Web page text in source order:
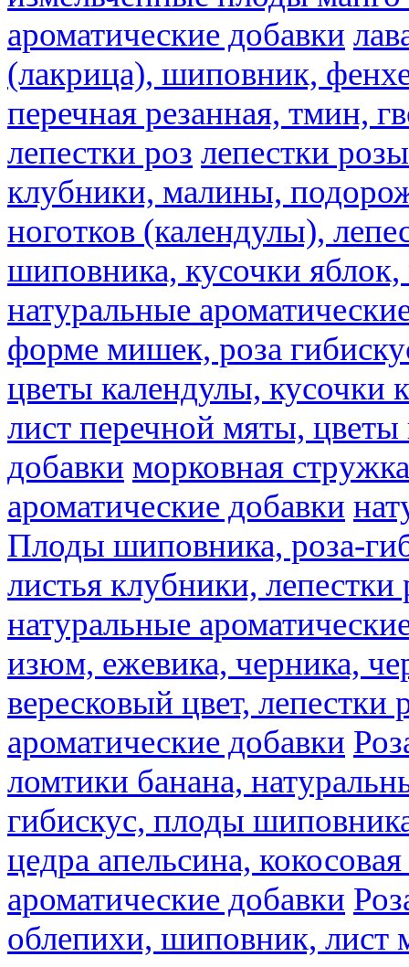
ароматические добавки
(лакрица), шиповник,
перечная резанная, тмин,
лепестки роз лепестки розы
клубники, малины,
ноготков (календулы),
шиповника, кусочки
натуральные
форме мишек, роза
цветы календулы, кусочки
лист перечной мяты,
добавки морковная стружка
ароматические добавки
Плоды шиповника, роза-
листья клубники,
натуральные
изюм, ежевика, черника,
вересковый цвет, лепестки
ароматические добавки
ломтики банана,
гибискус, плоды
цедра апельсина,
ароматические добавки
облепихи, шиповник, лист